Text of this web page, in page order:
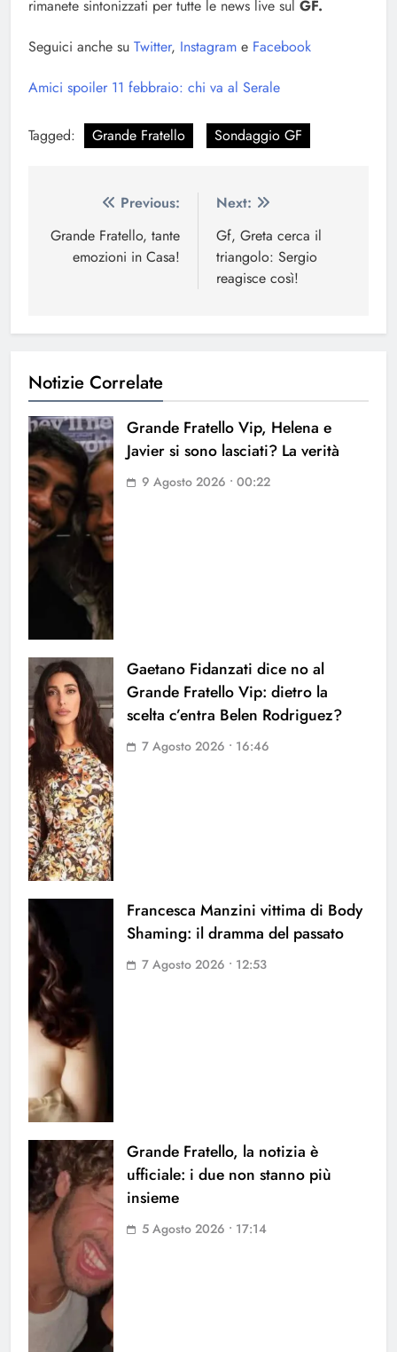
rimanete sintonizzati per tutte le news live sul GF.
Seguici anche su Twitter, Instagram e Facebook
Amici spoiler 11 febbraio: chi va al Serale
Tagged: Grande Fratello Sondaggio GF
Navigazione
articoli
Previous:
Grande Fratello, tante
emozioni in Casa!
Next:
Gf, Greta cerca il
triangolo: Sergio
reagisce così!
Notizie Correlate
Grande Fratello Vip, Helena e
Javier si sono lasciati? La verità
9 Agosto 2026 • 00:22
Gaetano Fidanzati dice no al
Grande Fratello Vip: dietro la
scelta c’entra Belen Rodriguez?
7 Agosto 2026 • 16:46
Francesca Manzini vittima di Body
Shaming: il dramma del passato
7 Agosto 2026 • 12:53
Grande Fratello, la notizia è
ufficiale: i due non stanno più
insieme
5 Agosto 2026 • 17:14